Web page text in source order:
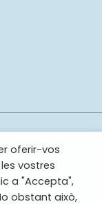
oferir-vos
vostres
a "Accepta",
obstant això,